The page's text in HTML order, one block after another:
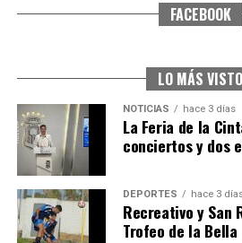
CUARTA CORRIDA DE LAS
Huelvatv
FACEBOOK
LO MÁS VISTO
NOTICIAS hace 3 días
La Feria de la
conciertos y dos
DEPORTES hace 3
Recreativo y San
Trofeo de la Bella